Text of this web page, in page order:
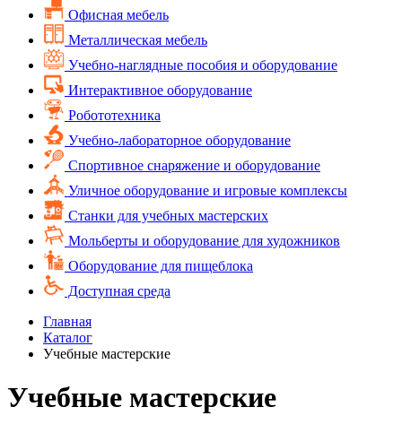
Офисная мебель
Металлическая мебель
Учебно-наглядные пособия и оборудование
Интерактивное оборудование
Робототехника
Учебно-лабораторное оборудование
Спортивное снаряжение и оборудование
Уличное оборудование и игровые комплексы
Cтанки для учебных мастерских
Мольберты и оборудование для художников
Оборудование для пищеблока
Доступная среда
Главная
Каталог
Учебные мастерские
Учебные мастерские